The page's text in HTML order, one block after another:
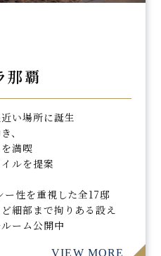
那覇
い場所に誕生
、
満喫
ルを提案
性を重視した全17邸
細部まで拘りある設え
ーム公開中
VIEW MORE